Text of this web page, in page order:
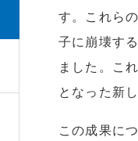
す。これら
子に崩壊す
ました。こ
となった新
この成果に